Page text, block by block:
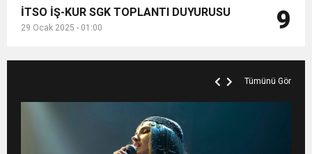
İTSO İŞ-KUR SGK TOPLANTI DUYURUSU
29 Ocak 2025 - 01:00 9
Tümünü Gör